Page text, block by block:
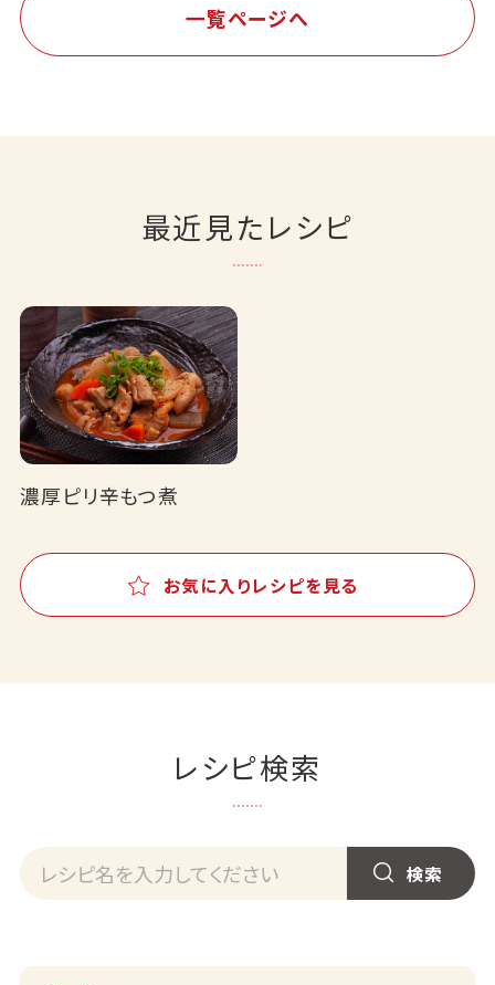
一覧ページへ
最近見たレシピ
濃厚ピリ辛もつ煮
お気に入りレシピを見る
レシピ検索